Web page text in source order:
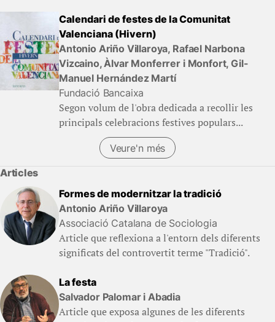
Calendari de festes de la Comunitat
Valenciana (Hivern)
Antonio Ariño Villaroya, Rafael Narbona
Vizcaino, Àlvar Monferrer i Monfort, Gil-
Manuel Hernández Martí
Fundació Bancaixa
Segon volum de l'obra dedicada a recollir les
principals celebracions festives populars...
Veure'n més
Articles
Formes de modernitzar la tradició
Antonio Ariño Villaroya
Associació Catalana de Sociologia
Article que reflexiona a l'entorn dels diferents
significats del controvertit terme "Tradició".
La festa
Salvador Palomar i Abadia
Article que exposa algunes de les diferents